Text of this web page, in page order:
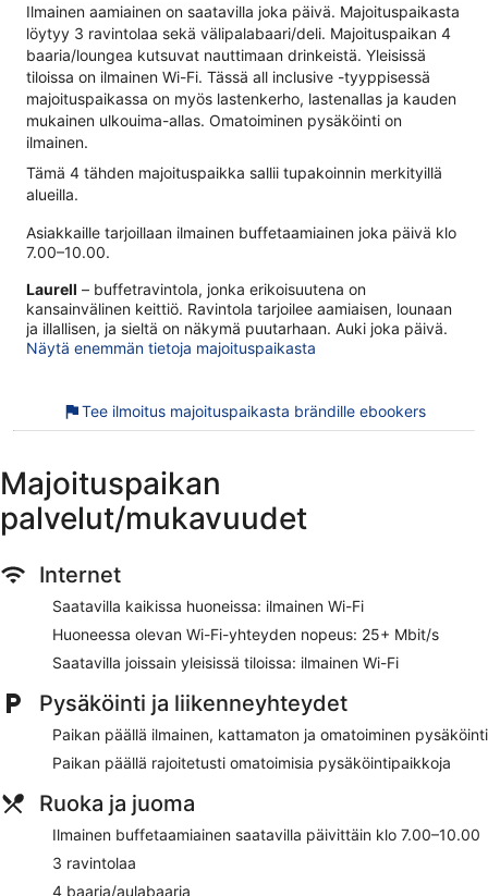
Ilmainen aamiainen on saatavilla joka päivä. Majoituspaikasta
löytyy 3 ravintolaa sekä välipalabaari/deli. Majoituspaikan 4
baaria/loungea kutsuvat nauttimaan drinkeistä. Yleisissä
tiloissa on ilmainen Wi-Fi. Tässä all inclusive -tyyppisessä
majoituspaikassa on myös lastenkerho, lastenallas ja kauden
mukainen ulkouima-allas. Omatoiminen pysäköinti on
ilmainen.
Tämä 4 tähden majoituspaikka sallii tupakoinnin merkityillä
alueilla.
Asiakkaille tarjoillaan ilmainen buffetaamiainen joka päivä klo
7.00–10.00.
Laurell – buffetravintola, jonka erikoisuutena on
kansainvälinen keittiö. Ravintola tarjoilee aamiaisen, lounaan
ja illallisen, ja sieltä on näkymä puutarhaan. Auki joka päivä.
Näytä enemmän tietoja majoituspaikasta
Tee ilmoitus majoituspaikasta brändille ebookers
Majoituspaikan
palvelut/mukavuudet
Internet
Saatavilla kaikissa huoneissa: ilmainen Wi-Fi
Huoneessa olevan Wi-Fi-yhteyden nopeus: 25+ Mbit/s
Saatavilla joissain yleisissä tiloissa: ilmainen Wi-Fi
Pysäköinti ja liikenneyhteydet
Paikan päällä ilmainen, kattamaton ja omatoiminen pysäköinti
Paikan päällä rajoitetusti omatoimisia pysäköintipaikkoja
Ruoka ja juoma
Ilmainen buffetaamiainen saatavilla päivittäin klo 7.00–10.00
3 ravintolaa
4 baaria/aulabaaria